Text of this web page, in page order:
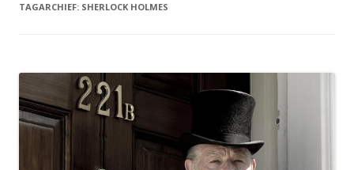
TAGARCHIEF: SHERLOCK HOLMES